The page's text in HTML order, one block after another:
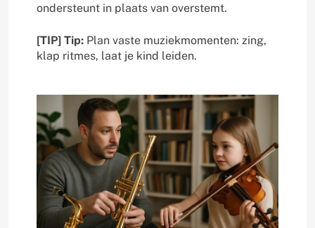
ondersteunt in plaats van overstemt.
[TIP] Tip: Plan vaste muziekmomenten: zing,
klap ritmes, laat je kind leiden.